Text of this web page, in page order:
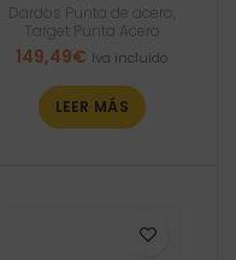
Dardos Punta de acero
Target Punta Acero
149,49€ Iva incluido
LEER MÁS